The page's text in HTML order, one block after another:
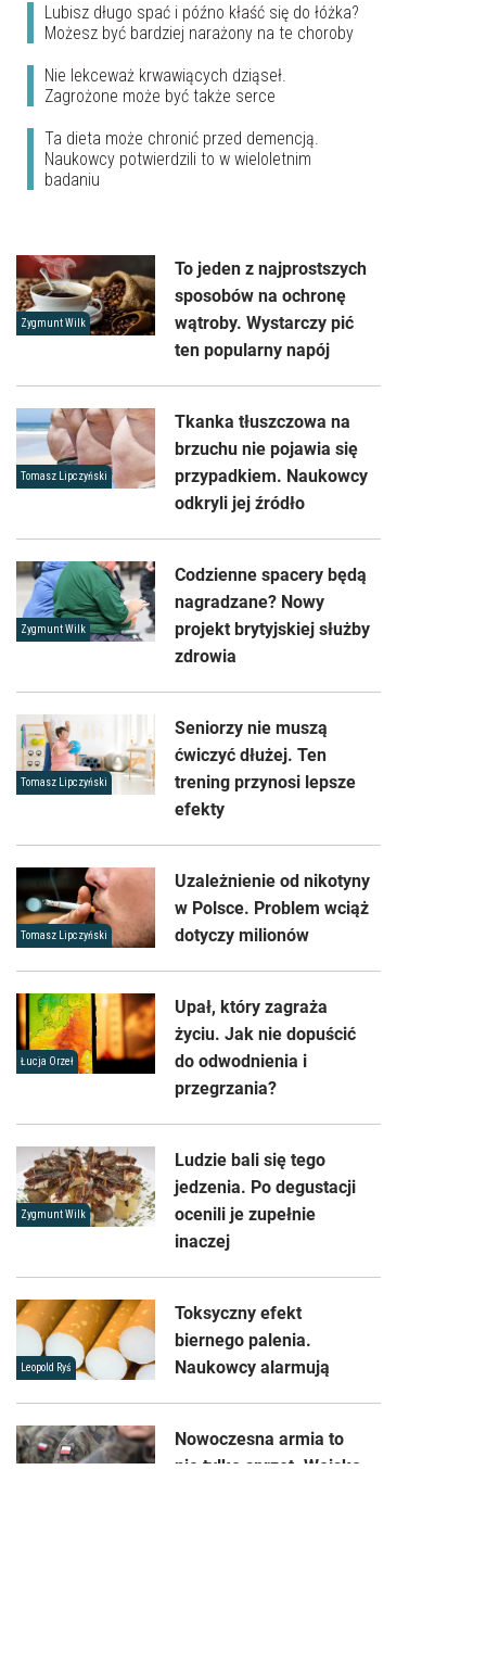
Lubisz długo spać i późno kłaść się do łóżka?
Możesz być bardziej narażony na te choroby
Nie lekceważ krwawiących dziąseł.
Zagrożone może być także serce
Ta dieta może chronić przed demencją.
Naukowcy potwierdzili to w wieloletnim
badaniu
Zygmunt Wilk
To jeden z najprostszych
sposobów na ochronę
wątroby. Wystarczy pić
ten popularny napój
Tomasz Lipczyński
Tkanka tłuszczowa na
brzuchu nie pojawia się
przypadkiem. Naukowcy
odkryli jej źródło
Zygmunt Wilk
Codzienne spacery będą
nagradzane? Nowy
projekt brytyjskiej służby
zdrowia
Tomasz Lipczyński
Seniorzy nie muszą
ćwiczyć dłużej. Ten
trening przynosi lepsze
efekty
Tomasz Lipczyński
Uzależnienie od nikotyny
w Polsce. Problem wciąż
dotyczy milionów
Łucja Orzeł
Upał, który zagraża
życiu. Jak nie dopuścić
do odwodnienia i
przegrzania?
Zygmunt Wilk
Ludzie bali się tego
jedzenia. Po degustacji
ocenili je zupełnie
inaczej
Leopold Ryś
Toksyczny efekt
biernego palenia.
Naukowcy alarmują
Nowoczesna armia to
nie tylko sprzęt. Wojsko